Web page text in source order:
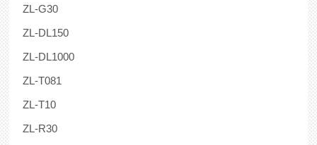
ZL-G30
ZL-DL150
ZL-DL1000
ZL-T081
ZL-T10
ZL-R30